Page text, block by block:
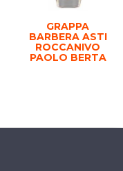
GRAPPA
BARBERA ASTI
ROCCANIVO
PAOLO BERTA